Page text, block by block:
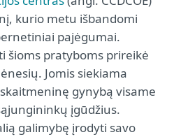
kurio metu išbandomi
pajėgumai.
šioms pratyboms prireikė
Jomis siekiama
gynybą visame
įgūdžius.
galimybę įrodyti savo